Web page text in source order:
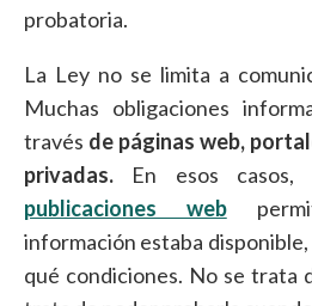
probatoria.
La Ley no se limita a
Muchas obligaciones
través de páginas web,
privadas. En esos casos,
publicaciones web
información estaba disponible,
qué condiciones. No se trata